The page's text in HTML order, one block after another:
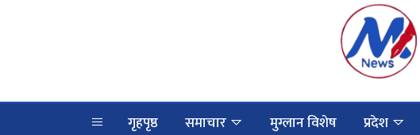
गृहपृष्ठ समाचार मुग्लान विशेष प्रदेश